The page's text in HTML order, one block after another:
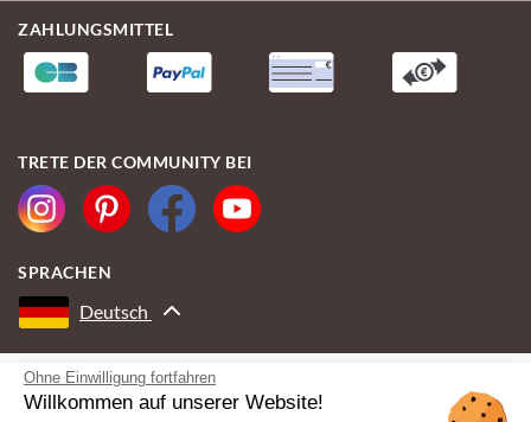
Ohne Einwilligung fortfahren
Willkommen auf unserer Website!
ZAHLUNGSMITTEL
TRETE DER COMMUNITY BEI
SPRACHEN
Deutsch
MIT DER UNTERSTÜTZUNG VON